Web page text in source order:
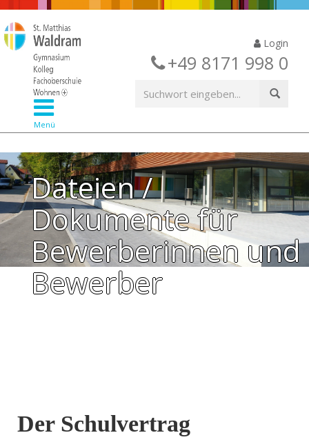
Login
+49 8171 998 0
Menü
Dateien /
Dokumente für
Bewerberinnen und
Bewerber
Der Schulvertrag